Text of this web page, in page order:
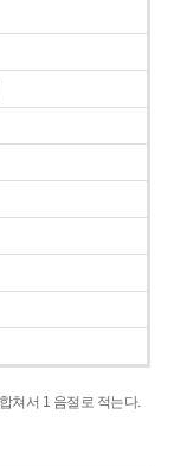
쳐서 1 음절로 적는다.